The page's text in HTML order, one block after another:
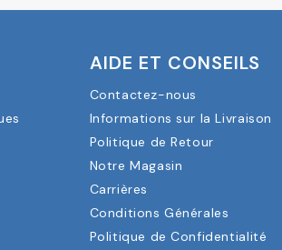
AIDE ET CONSEILS
Contactez-nous
Informations sur la Livraison
Politique de Retour
Notre Magasin
Carrières
Conditions Générales
Politique de Confidentialité